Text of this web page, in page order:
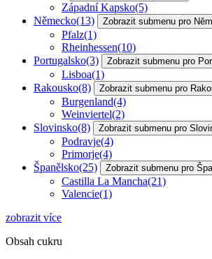
Západní Kapsko(5)
Německo(13) Zobrazit submenu pro
Pfalz(1)
Rheinhessen(10)
Portugalsko(3) Zobrazit submenu pro
Lisboa(1)
Rakousko(8) Zobrazit submenu pro
Burgenland(4)
Weinviertel(2)
Slovinsko(8) Zobrazit submenu pro
Podravje(4)
Primorje(4)
Španělsko(25) Zobrazit submenu pro
Castilla La Mancha(21)
Valencie(1)
zobrazit více
Obsah cukru